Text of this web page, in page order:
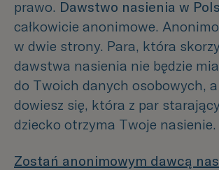
prawo. Dawstwo nasienia w
całkowicie anonimowe.
w dwie strony. Para, która
dawstwa nasienia nie będzie
do Twoich danych osobowych,
dowiesz się, która z par
dziecko otrzyma Twoje nasienie.
Zostań anonimowym dawcą